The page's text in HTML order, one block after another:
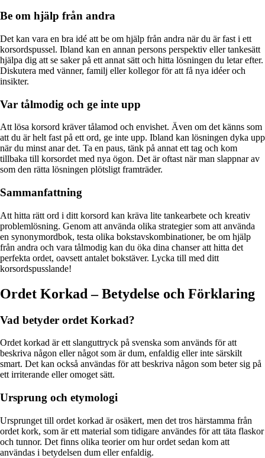
Be om hjälp från andra
Det kan vara en bra idé att be om hjälp från andra när du är fast i ett
korsordspussel. Ibland kan en annan persons perspektiv eller tankesätt
hjälpa dig att se saker på ett annat sätt och hitta lösningen du letar efter.
Diskutera med vänner, familj eller kollegor för att få nya idéer och
insikter.
Var tålmodig och ge inte upp
Att lösa korsord kräver tålamod och envishet. Även om det känns som
att du är helt fast på ett ord, ge inte upp. Ibland kan lösningen dyka upp
när du minst anar det. Ta en paus, tänk på annat ett tag och kom
tillbaka till korsordet med nya ögon. Det är oftast när man slappnar av
som den rätta lösningen plötsligt framträder.
Sammanfattning
Att hitta rätt ord i ditt korsord kan kräva lite tankearbete och kreativ
problemlösning. Genom att använda olika strategier som att använda
en synonymordbok, testa olika bokstavskombinationer, be om hjälp
från andra och vara tålmodig kan du öka dina chanser att hitta det
perfekta ordet, oavsett antalet bokstäver. Lycka till med ditt
korsordspusslande!
Ordet Korkad – Betydelse och Förklaring
Vad betyder ordet Korkad?
Ordet korkad är ett slanguttryck på svenska som används för att
beskriva någon eller något som är dum, enfaldig eller inte särskilt
smart. Det kan också användas för att beskriva någon som beter sig på
ett irriterande eller omoget sätt.
Ursprung och etymologi
Ursprunget till ordet korkad är osäkert, men det tros härstamma från
ordet kork, som är ett material som tidigare användes för att täta flaskor
och tunnor. Det finns olika teorier om hur ordet sedan kom att
användas i betydelsen dum eller enfaldig.